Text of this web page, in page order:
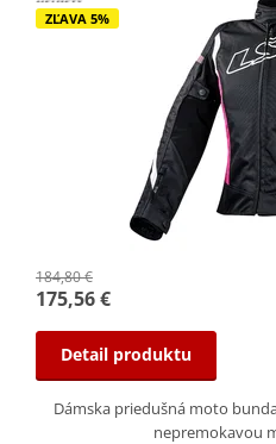
ZĽAVA 5%
184,80 €
175,56 €
Detail produktu
Dámska priedušná moto
nepremokavou